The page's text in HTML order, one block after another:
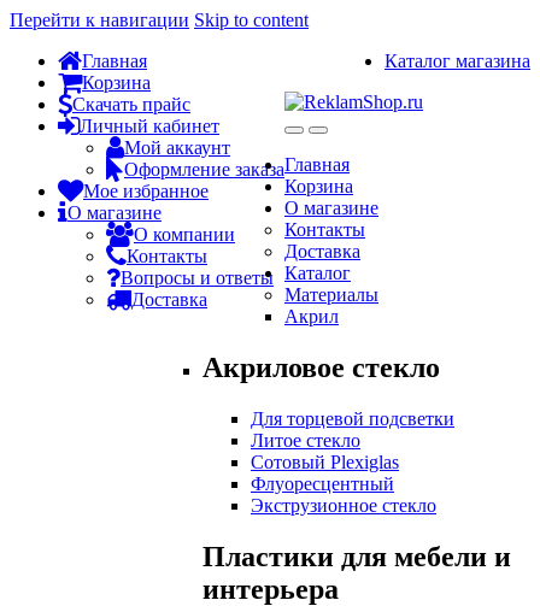
Перейти к навигации Skip to content
Главная
Корзина
Скачать прайс
Личный кабинет
Мой аккаунт
Оформление заказа
Мое избранное
О магазине
О компании
Контакты
Вопросы и ответы
Доставка
Каталог магазина
Главная
Корзина
О магазине
Контакты
Доставка
Каталог
Материалы
Акрил
Акриловое стекло
Для торцевой подсветки
Литое стекло
Сотовый Plexiglas
Флуоресцентный
Экструзионное стекло
Пластики для мебели и
интерьера